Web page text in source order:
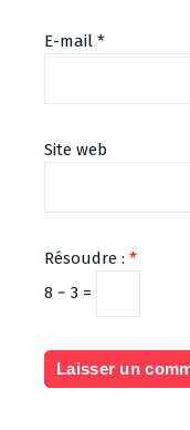
E-mail *
Site web
Résoudre : *
8 − 3 =